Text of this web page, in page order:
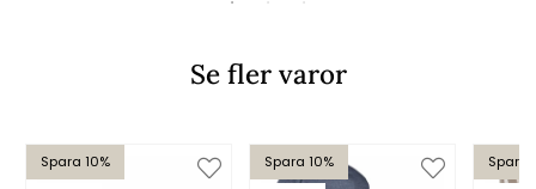
Se fler varor
Spara 10% Spara 10% Spara